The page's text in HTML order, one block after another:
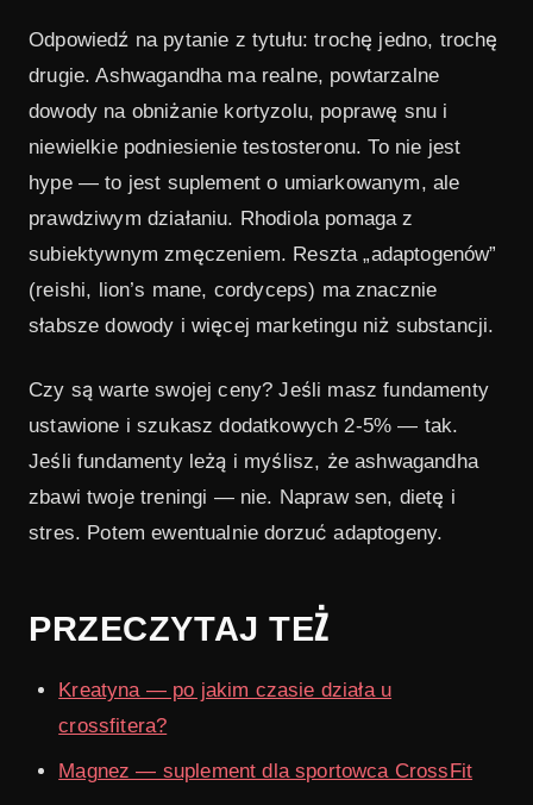
Odpowiedź na pytanie z tytułu: trochę jedno, trochę
drugie. Ashwagandha ma realne, powtarzalne
dowody na obniżanie kortyzolu, poprawę snu i
niewielkie podniesienie testosteronu. To nie jest
hype — to jest suplement o umiarkowanym, ale
prawdziwym działaniu. Rhodiola pomaga z
subiektywnym zmęczeniem. Reszta „adaptogenów”
(reishi, lion’s mane, cordyceps) ma znacznie
słabsze dowody i więcej marketingu niż substancji.
Czy są warte swojej ceny? Jeśli masz fundamenty
ustawione i szukasz dodatkowych 2-5% — tak.
Jeśli fundamenty leżą i myślisz, że ashwagandha
zbawi twoje treningi — nie. Napraw sen, dietę i
stres. Potem ewentualnie dorzuć adaptogeny.
PRZECZYTAJ TEŻ
Kreatyna — po jakim czasie działa u
crossfitera?
Magnez — suplement dla sportowca CrossFit